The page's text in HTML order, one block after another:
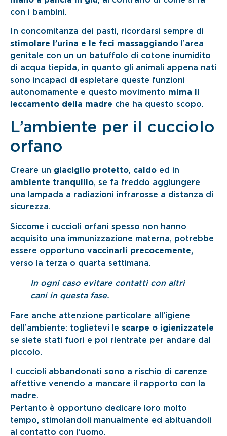
con i bambini.
In concomitanza dei pasti, ricordarsi sempre di
stimolare l’urina e le feci massaggiando l’area
genitale con un un batuffolo di cotone inumidito
di acqua tiepida, in quanto gli animali appena nati
sono incapaci di espletare queste funzioni
autonomamente e questo movimento mima il
leccamento della madre che ha questo scopo.
L’ambiente per il cucciolo
orfano
Creare un giaciglio protetto, caldo ed in
ambiente tranquillo, se fa freddo aggiungere
una lampada a radiazioni infrarosse a distanza di
sicurezza.
Siccome i cuccioli orfani spesso non hanno
acquisito una immunizzazione materna, potrebbe
essere opportuno vaccinarli precocemente,
verso la terza o quarta settimana.
In ogni caso evitare contatti con altri
cani in questa fase.
Fare anche attenzione particolare all’igiene
dell’ambiente: toglietevi le scarpe o igienizzatele
se siete stati fuori e poi rientrate per andare dal
piccolo.
I cuccioli abbandonati sono a rischio di carenze
affettive venendo a mancare il rapporto con la
madre.
Pertanto è opportuno dedicare loro molto
tempo, stimolandoli manualmente ed abituandoli
al contatto con l’uomo.